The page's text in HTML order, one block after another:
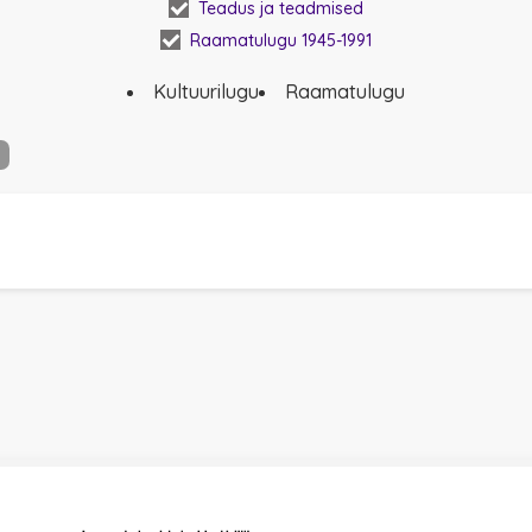
Teadus ja teadmised
Raamatulugu 1945-1991
Kultuurilugu Raamatulugu